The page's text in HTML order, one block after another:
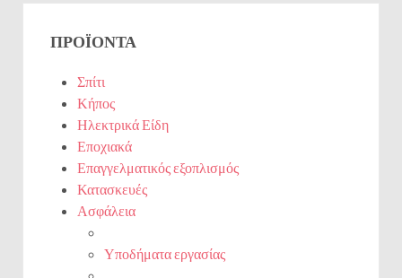
ΠΡΟΪΌΝΤΑ
Σπίτι
Κήπος
Ηλεκτρικά Είδη
Εποχιακά
Επαγγελματικός εξοπλισμός
Κατασκευές
Ασφάλεια
Υποδήματα εργασίας